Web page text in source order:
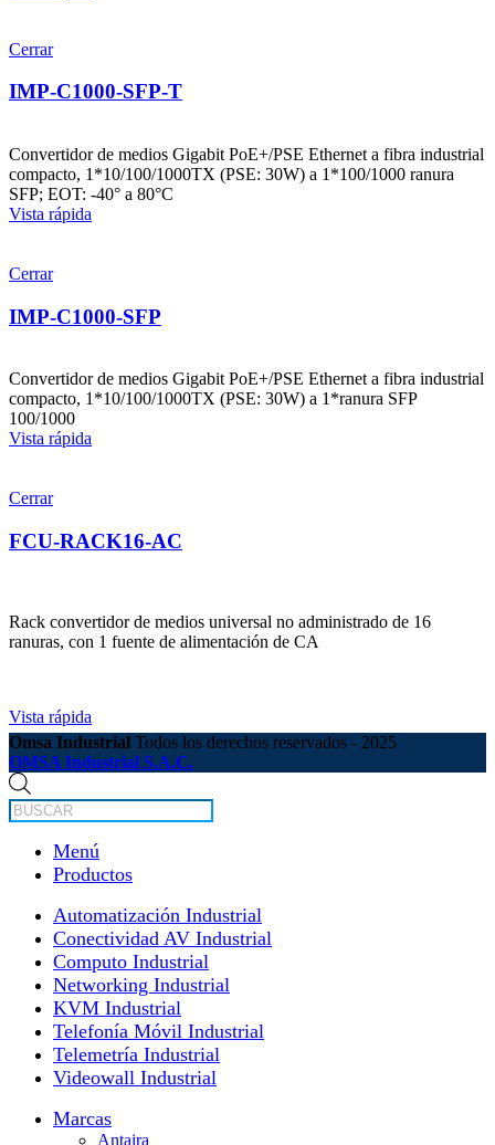
Cerrar
IMP-C1000-SFP-T
Convertidor de medios Gigabit PoE+/PSE Ethernet a fibra industrial
compacto, 1*10/100/1000TX (PSE: 30W) a 1*100/1000 ranura
SFP; EOT: -40° a 80°C
Vista rápida
Cerrar
IMP-C1000-SFP
Convertidor de medios Gigabit PoE+/PSE Ethernet a fibra industrial
compacto, 1*10/100/1000TX (PSE: 30W) a 1*ranura SFP
100/1000
Vista rápida
Cerrar
FCU-RACK16-AC
Rack convertidor de medios universal no administrado de 16
ranuras, con 1 fuente de alimentación de CA
Vista rápida
Omsa Industrial Todos los derechos reservados - 2025
OMSA Industrial S.A.C.
de
productos
Menú
Productos
Automatización Industrial
Conectividad AV Industrial
Computo Industrial
Networking Industrial
KVM Industrial
Telefonía Móvil Industrial
Telemetría Industrial
Videowall Industrial
Marcas
Antaira